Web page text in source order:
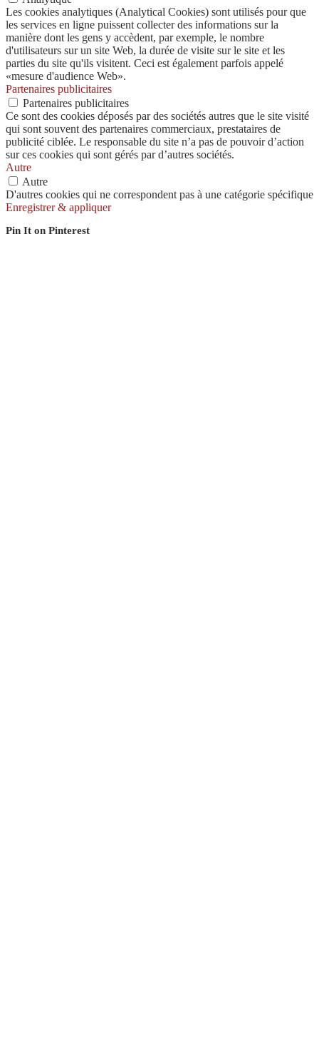
Les cookies analytiques (Analytical Cookies) sont utilisés pour que
les services en ligne puissent collecter des informations sur la
manière dont les gens y accèdent, par exemple, le nombre
d'utilisateurs sur un site Web, la durée de visite sur le site et les
parties du site qu'ils visitent. Ceci est également parfois appelé
«mesure d'audience Web».
Partenaires publicitaires
Partenaires publicitaires
Ce sont des cookies déposés par des sociétés autres que le site visité
qui sont souvent des partenaires commerciaux, prestataires de
publicité ciblée. Le responsable du site n’a pas de pouvoir d’action
sur ces cookies qui sont gérés par d’autres sociétés.
Autre
Autre
D'autres cookies qui ne correspondent pas à une catégorie spécifique
Enregistrer & appliquer
Pin It on Pinterest